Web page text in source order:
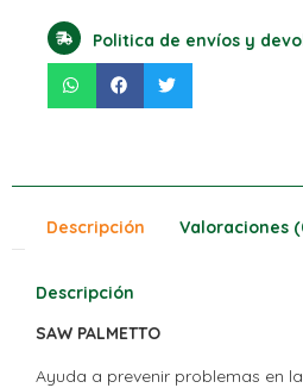
Politica de envíos y
Descripción Valoraciones
Descripción
SAW PALMETTO
Ayuda a prevenir problemas en